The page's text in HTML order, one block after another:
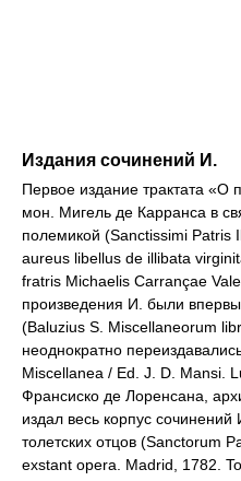
Издания сочинений И.
Первое издание трактата «О
мон. Мигель де Карранса в
полемикой (Sanctissimi Patris
aureus libellus de illibata
fratris Michaelis Carrançae
произведения И. были
(Baluzius S. Miscellaneorum
неоднократно
Miscellanea / Ed. J. D. Mansi.
Франсиско де Лоренсана,
издал весь корпус
толетских отцов (Sanctorum
exstant opera. Madrid, 1782.